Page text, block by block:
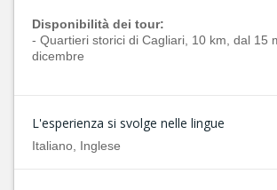
Disponibilità dei tour:
- Quartieri storici di Cagliari, 10 km, dal 15
dicembre
L'esperienza si svolge nelle lingue
Italiano, Inglese